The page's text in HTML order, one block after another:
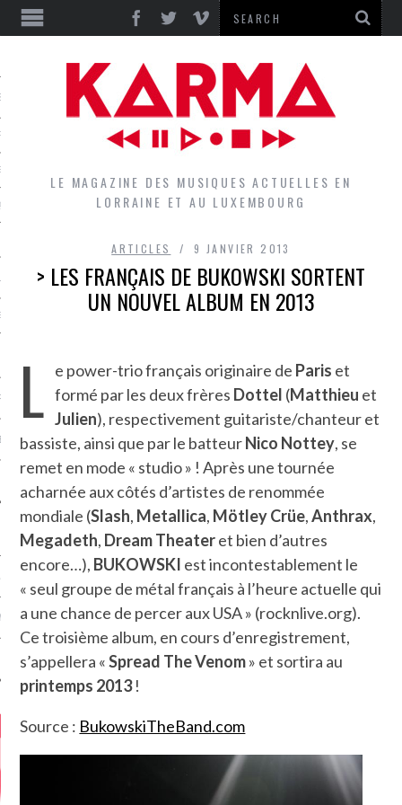
GROUPES DU LOCAL
LE MAGAZINE DES MUSIQUES ACTUELLES EN
LORRAINE ET AU LUXEMBOURG
ARTICLES 9 JANVIER 2013
> LES FRANÇAIS DE BUKOWSKI SORTENT
UN NOUVEL ALBUM EN 2013
L e power-trio français originaire de Paris et
formé par les deux frères Dottel (Matthieu et
Julien), respectivement guitariste/chanteur et
bassiste, ainsi que par le batteurNico Nottey, se
remet en mode « studio » ! Après une tournée
acharnée aux côtés d’artistes de renommée
mondiale (Slash, Metallica, Mötley Crüe,Anthrax,
Megadeth, Dream Theateret bien d’autres
encore…), BUKOWSKI est incontestablement le
« seul groupe de métal français à l’heure actuelle qui
a une chance de percer aux USA » (rocknlive.org).
Ce troisième album, en cours d’enregistrement,
s’appellera «Spread The Venom» et sortira au
printemps 2013!
Source : BukowskiTheBand.com